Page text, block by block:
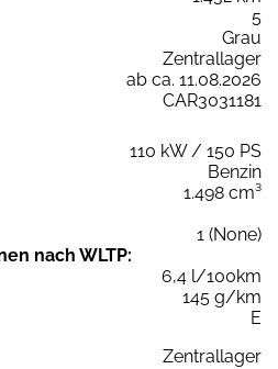
5
Grau
Zentrallager
ab ca. 11.08.2026
CAR3031181
110 kW / 150 PS
Benzin
1.498 cm³
1 (None)
nach WLTP:
6,4 l/100km
145 g/km
E
Zentrallager